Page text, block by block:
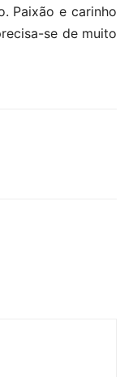
Paixão e carinho
se de muito